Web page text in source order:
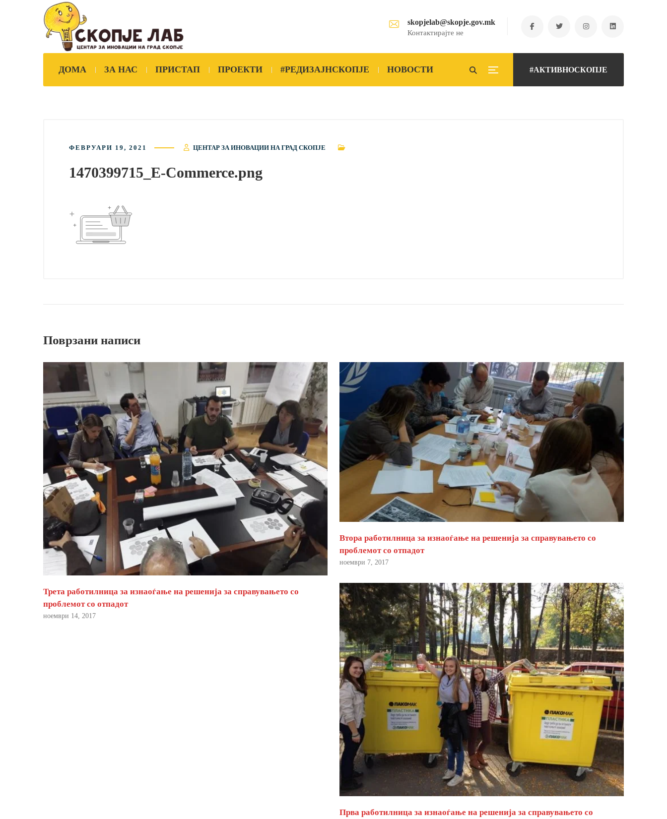
skopjelab@skopje.gov.mk
Контактирајте не
#АКТИВНОСКОПЈЕ
ДОМА ЗА НАС ПРИСТАП ПРОЕКТИ #РЕДИЗАЈНСКОПЈЕ НОВОСТИ
ФЕВРУАРИ 19, 2021 ЦЕНТАР ЗА ИНОВАЦИИ НА ГРАД СКОПЈЕ
1470399715_E-Commerce.png
Поврзани написи
Трета работилница за изнаоѓање на решенија за справувањето со
проблемот со отпадот
ноември 14, 2017
Втора работилница за изнаоѓање на решенија за справувањето со
проблемот со отпадот
ноември 7, 2017
Прва работилница за изнаоѓање на решенија за справувањето со